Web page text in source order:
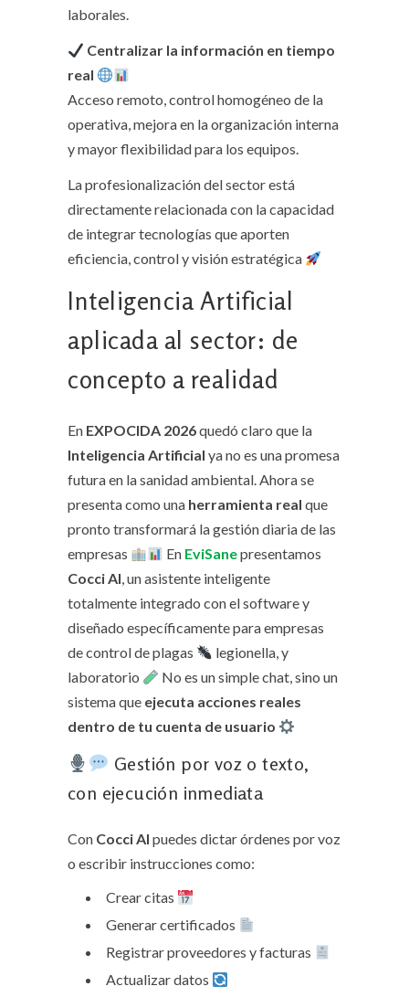
laborales.
Centralizar la información en tiempo
real
Acceso remoto, control homogéneo de la
operativa, mejora en la organización interna
y mayor flexibilidad para los equipos.
La profesionalización del sector está
directamente relacionada con la capacidad
de integrar tecnologías que aporten
eficiencia, control y visión estratégica
Inteligencia Artificial
aplicada al sector: de
concepto a realidad
En EXPOCIDA 2026quedó claro que la
Inteligencia Artificial ya no es una promesa
futura en la sanidad ambiental. Ahora se
presenta como una herramienta real que
pronto transformará la gestión diaria de las
empresas
En EviSanepresentamos
Cocci AI, un asistente inteligente
totalmente integrado con el software y
diseñado específicamente para empresas
de control de plagas
legionella, y
laboratorio
No es un simple chat, sino un
sistema que ejecuta acciones reales
dentro de tu cuenta de usuario
Gestión por voz o texto,
con ejecución inmediata
Con Cocci AI puedes dictar órdenes por voz
o escribir instrucciones como:
Crear citas
Generar certificados
Registrar proveedores y facturas
Actualizar datos